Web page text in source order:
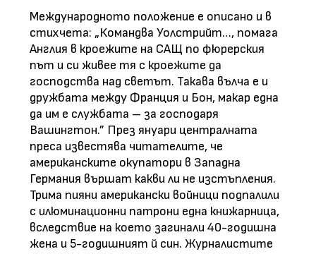
Международното положение е описано и в
стихчета: „Командва Уолстрийт…, помага
Англия в кроежите на САЩ по фюрерския
път и си живее тя с кроежите да
господства над светът. Такава вълча е и
дружбата между Франция и Бон, макар една
да им е службата – за господаря
Вашингтон.” През януари централната
преса известява читателите, че
американските окупатори в Западна
Германия вършат какви ли не изстъпления.
Трима пияни американски войници подпалили
с илюминационни патрони една книжарница,
вследствие на което загинали 40-годишна
жена и 5-годишният й син. Журналистите